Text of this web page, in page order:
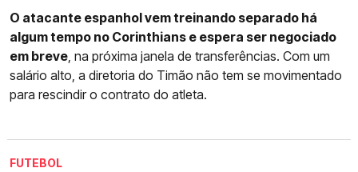
O atacante espanhol vem treinando separado há
algum tempo no Corinthians e espera ser negociado
em breve, na próxima janela de transferências. Com um
salário alto, a diretoria do Timão não tem se movimentado
para rescindir o contrato do atleta.
FUTEBOL